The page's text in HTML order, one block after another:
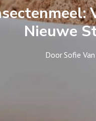
Nieuwe
DoorSofie